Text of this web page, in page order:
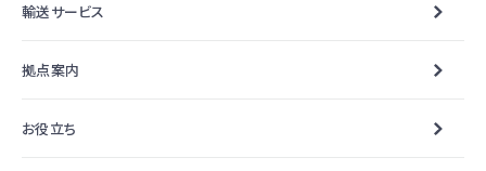
輸送サービス
拠点案内
お役立ち